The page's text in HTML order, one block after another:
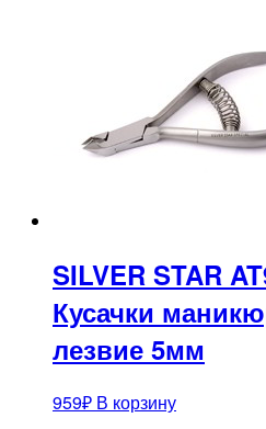
SILVER STAR
Кусачки
лезвие 5мм
959₽ В корзину